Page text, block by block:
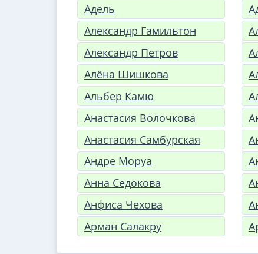
Адель
Александр Гамильтон
Александр Петров
Алёна Шишкова
Альбер Камю
Анастасия Волочкова
Анастасия Самбурская
Андре Моруа
Анна Седокова
Анфиса Чехова
Арман Салакру